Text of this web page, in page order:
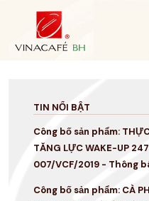
TIN NỔI BẬT
Công bố sản phẩm:
TĂNG LỰC WAKE-UP
007/VCF/2019 - Thông
Công bố sản phẩm: CÀ